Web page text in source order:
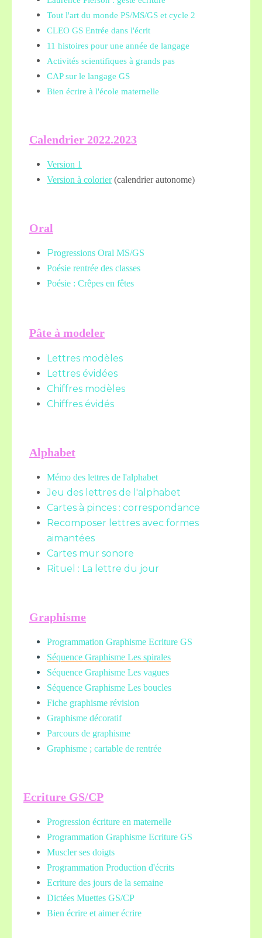
Tout l'art du monde PS/MS/GS et cycle 2
CLEO GS Entrée dans l'écrit
11 histoires pour une année de langage
Activités scientifiques à grands pas
CAP sur le langage GS
Bien écrire à l'école maternelle
Calendrier 2022.2023
Version 1
Version à colorier(calendrier autonome)
Oral
Progressions Oral MS/GS
Poésie rentrée des classes
Poésie : Crêpes en fêtes
Pâte à modeler
Lettres modèles
Lettres évidées
Chiffres modèles
Chiffres évidés
Alphabet
Mémo des lettres de l'alphabet
Jeu des lettres de l'alphabet
Cartes à pinces : correspondance
Recomposer lettres avec formes
aimantées
Cartes mur sonore
Rituel : La lettre du jour
Graphisme
Programmation Graphisme Ecriture GS
Séquence Graphisme Les spirales
Séquence Graphisme Les vagues
Séquence Graphisme Les boucles
Fiche graphisme révision
Graphisme décoratif
Parcours de graphisme
Graphisme ; cartable de rentrée
Ecriture GS/CP
Progression écriture en maternelle
Programmation Graphisme Ecriture GS
Muscler ses doigts
Programmation Production d'écrits
Ecriture des jours de la semaine
Dictées Muettes GS/CP
Bien écrire et aimer écrire